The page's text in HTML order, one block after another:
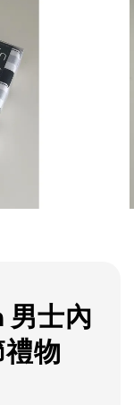
士內
物